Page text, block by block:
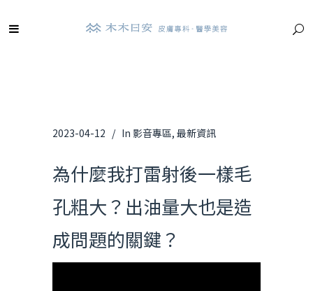
2023-04-12 In 影音專區, 最新資訊
為什麼我打雷射後一樣毛
孔粗大？出油量大也是造
成問題的關鍵？